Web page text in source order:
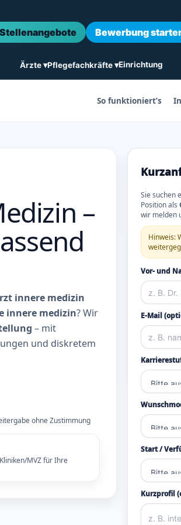
Ärzte ▾Pflegefachkräfte ▾Einrichtung
Stellenangebote Bewerbung
So funktioniert’s
–
innere medizin
innere medizin? Wir
– mit
und diskretem
ohne Zustimmung
MVZ für Ihre
Sie suchen
Position als
wir melden
Hinweis:
Vor- und
E-Mail
Start /
Kurzprofil